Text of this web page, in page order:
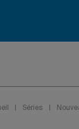
Séries